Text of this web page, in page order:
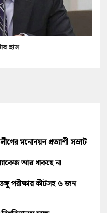
হাস
মনোনয়ন প্রত্যাশী সম্রাট
আর থাকছে না
পরীক্ষার কীটসহ ৬ জন